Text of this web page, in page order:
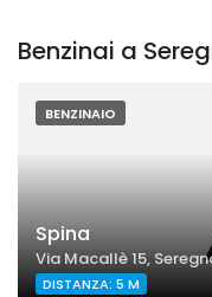
Benzinai a
BENZINAIO
Spina
Via Macallè 15,
DISTANZA: 5 M